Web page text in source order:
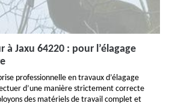
à Jaxu 64220 : pour l’élagage
professionnelle en travaux d’élagage
d’une manière strictement correcte
des matériels de travail complet et